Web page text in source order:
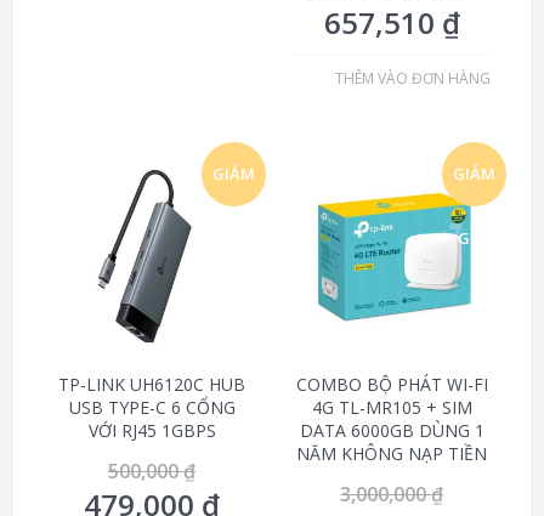
657,510 ₫
THÊM VÀO ĐƠN HÀNG
GIẢM
TP-LINK UH6120C HUB
USB TYPE-C 6 CỔNG
VỚI RJ45 1GBPS
500,000₫
479,000 ₫
GIẢM
GIÁ!
COMBO BỘ PHÁT WI-FI
4G TL-MR105 + SIM
DATA 6000GB DÙNG 1
NĂM KHÔNG NẠP TIỀN
3,000,000₫